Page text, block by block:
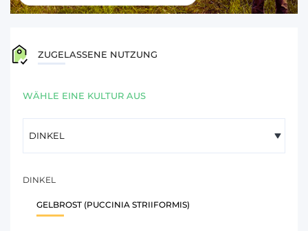
ZUGELASSENE NUTZUNG
WÄHLE EINE KULTUR AUS
DINKEL
GELBROST (PUCCINIA STRIIFORMIS)